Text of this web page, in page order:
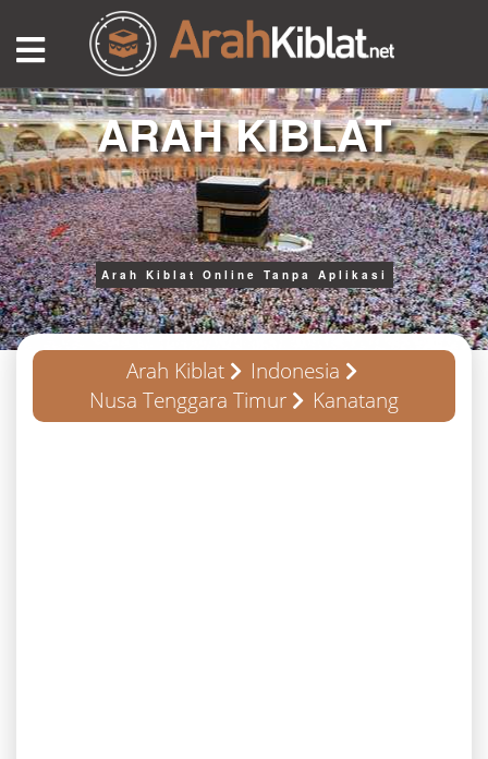
ARAH KIBLAT
Arah Kiblat Online Tanpa Aplikasi
Arah Kiblat
Indonesia
Nusa Tenggara Timur
Kanatang